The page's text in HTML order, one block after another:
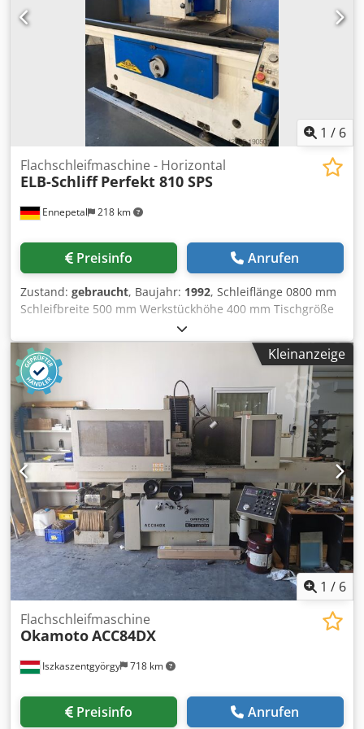
Interface für Stangenlademagazin - autom. Teilefänger -
verstärkte Kühlmittelpumpe - 8 St. feststehende
Werkzeughalter - 2 St. angetriebene Werkzeughalter
1 / 6
Ennepetal 218 km
Flachschleifmaschine - Horizontal
ELB-Schliff Perfekt 810 SPS
Preisinfo Anrufen
Zustand: gebraucht, Baujahr: 1992, Schleiflänge 0800 mm
Schleifbreite 500 mm Werkstückhöhe 400 mm Tischgröße
800 x 400 mm Tischgeschwindigkeit 1 - 25 m/min Dedpfx
Aowgnz Aobgekr Quervorschub automatisch 0 - 60
mm/Hub Schleifscheibenabmessungen 400 x 100 x 127
mm Schleifspindeldrehzahl 1400/2800 U/min
Gesamtleistungsbedarf 10 kW Spannung 380 V
Maschinengewicht ca. 6 t Maschine ist mit
Kühlmittelanlage, auto. Vertikalzustellung,
Abziehvorrichtung und Steinaufnahmen. Steuerung ist
altersbedingt unzuverlässig !
Kleinanzeige
1 / 6
Iszkaszentgyörgy 718 km
Flachschleifmaschine
OkamotoACC84DX
Preisinfo Anrufen